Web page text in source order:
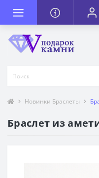
Новинки Браслеты
Браслет из